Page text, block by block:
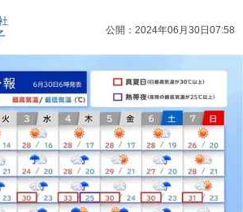
公開：2024年06月30日07:58